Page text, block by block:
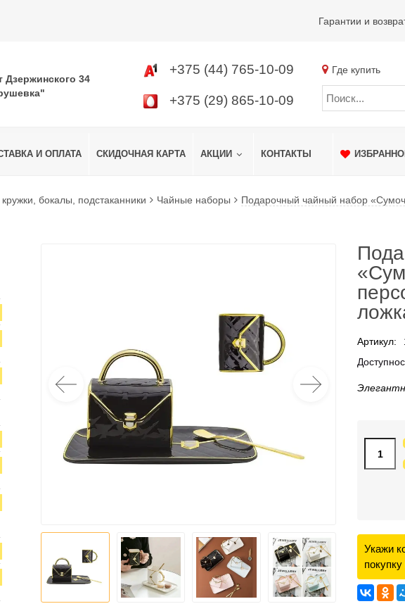
Гарантии и
Дзержинского 34
+375 (44) 765-10-09
+375 (29) 865-10-09
Где купить
И ОПЛАТА СКИДОЧНАЯ КАРТА АКЦИИ КОНТАКТЫ
бокалы, подстаканники Чайные наборы Подарочный чайный набор
Артикул:
Укажи